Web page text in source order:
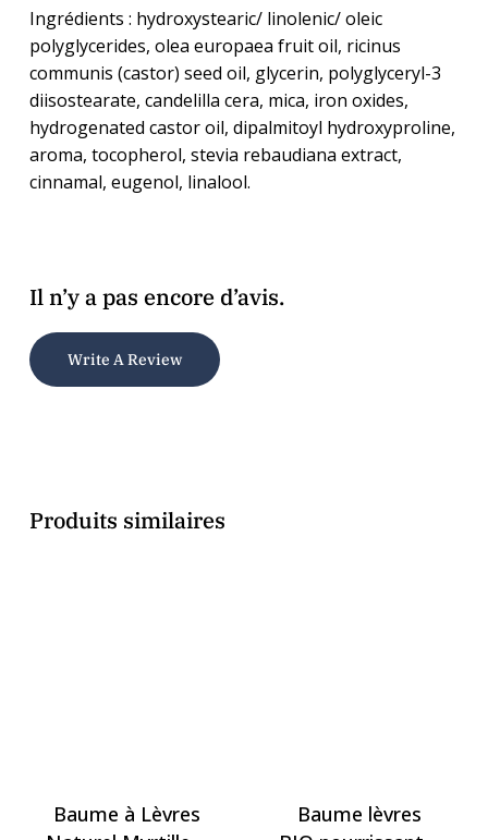
Ingrédients : hydroxystearic/ linolenic/ oleic
polyglycerides, olea europaea fruit oil, ricinus
communis (castor) seed oil, glycerin, polyglyceryl-3
diisostearate, candelilla cera, mica, iron oxides,
hydrogenated castor oil, dipalmitoyl hydroxyproline,
aroma, tocopherol, stevia rebaudiana extract,
cinnamal, eugenol, linalool.
Il n’y a pas encore d’avis.
Write A Review
Produits similaires
Baume à Lèvres
Baume lèvres